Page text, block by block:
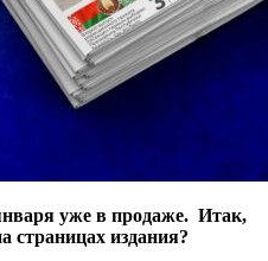
уже в продаже. Итак,
страницах издания?